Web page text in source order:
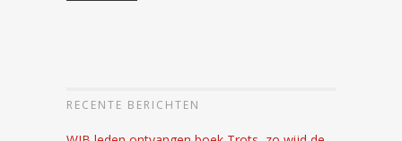
RECENTE BERICHTEN